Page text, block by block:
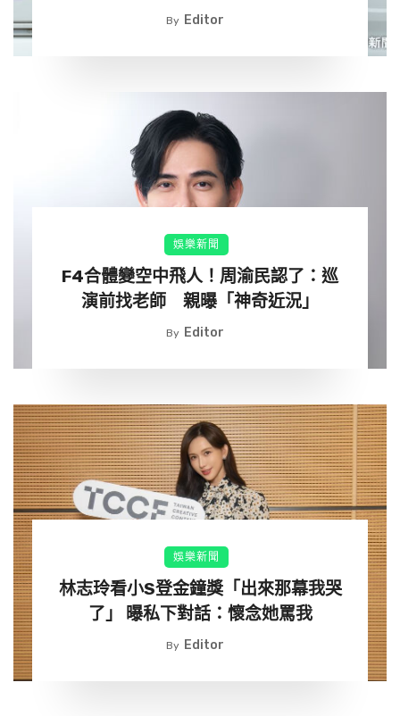
By Editor
娛樂新聞
F4合體變空中飛人！周渝民認了：巡
演前找老師 親曝「神奇近況」
By Editor
娛樂新聞
林志玲看小S登金鐘獎「出來那幕我哭
了」 曝私下對話：懷念她罵我
By Editor